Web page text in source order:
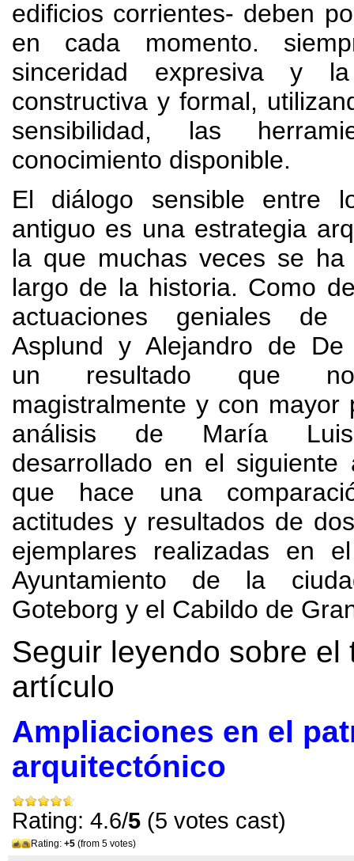
edificios corrientes- deben
en cada momento.
sinceridad expresiva y la
constructiva y formal,
sensibilidad, las
conocimiento disponible.
El diálogo sensible entre
antiguo es una estrategia
la que muchas veces se
largo de la historia. Como
actuaciones geniales de
Asplund y Alejandro de
un resultado que
magistralmente y con mayor
análisis de María
desarrollado en el siguiente
que hace una
actitudes y resultados de
ejemplares realizadas en
Ayuntamiento de la
Goteborg y el Cabildo de
Seguir leyendo sobre el
artículo
Ampliaciones en el
arquitectónico
Rating: 4.6/5 (5 votes cast)
Rating: +5 (from 5 votes)